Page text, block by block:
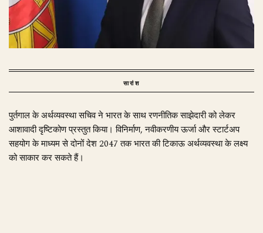
सारांश
पुर्तगाल के अर्थव्यवस्था सचिव ने भारत के साथ रणनीतिक साझेदारी को लेकर
आशावादी दृष्टिकोण प्रस्तुत किया। विनिर्माण, नवीकरणीय ऊर्जा और स्टार्टअप
सहयोग के माध्यम से दोनों देश 2047 तक भारत की टिकाऊ अर्थव्यवस्था के लक्ष्य
को साकार कर सकते हैं।